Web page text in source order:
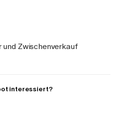
und Zwischenverkauf
interessiert?